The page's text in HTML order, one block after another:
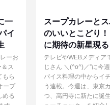
一
イ
ーお
ス
もら
ープ
める
スープカレーと
のいいとこどり
に期待の新星現る
テレビやWEBメディア
じさん ＼(^o^)／”に今
パイス料理の中からイ
う連載。今週は、東京
つ、高円寺に新たに誕